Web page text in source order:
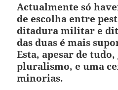
Actualmente só
de escolha entre
ditadura militar e
das duas é mais
Esta, apesar de
pluralismo, e uma
minorias.